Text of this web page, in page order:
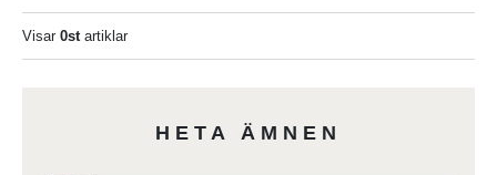
Visar 0startiklar
HETA ÄMNEN